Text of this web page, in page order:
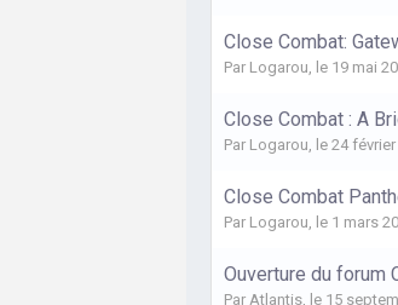
Close Combat:
Par Logarou le 19 mai
Close Combat : A
Par Logarou le 24
Close Combat
Par Logarou le 1 mars
Ouverture du forum
Par Atlantis le 15